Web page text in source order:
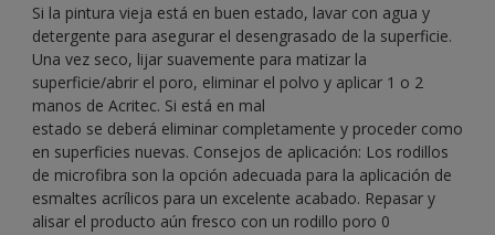
Si la pintura vieja está en buen estado, lavar con agua y
detergente para asegurar el desengrasado de la superficie.
Una vez seco, lijar suavemente para matizar la
superficie/abrir el poro, eliminar el polvo y aplicar 1 o 2
manos de Acritec. Si está en mal
estado se deberá eliminar completamente y proceder como
en superficies nuevas. Consejos de aplicación: Los rodillos
de microfibra son la opción adecuada para la aplicación de
esmaltes acrílicos para un excelente acabado. Repasar y
alisar el producto aún fresco con un rodillo poro 0